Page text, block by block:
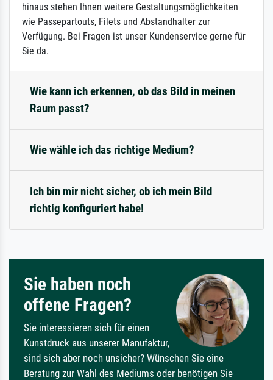
hinaus stehen Ihnen weitere Gestaltungsmöglichkeiten
wie Passepartouts, Filets und Abstandhalter zur
Verfügung. Bei Fragen ist unser Kundenservice gerne für
Sie da.
Wie kann ich erkennen, ob das Bild in meinen
Raum passt?
Wie wähle ich das richtige Medium?
Ich bin mir nicht sicher, ob ich mein Bild
richtig konfiguriert habe!
Sie haben noch
offene Fragen?
Sie interessieren sich für einen
Kunstdruck aus unserer Manufaktur,
sind sich aber noch unsicher? Wünschen Sie eine
Beratung zur Wahl des Mediums oder benötigen Sie